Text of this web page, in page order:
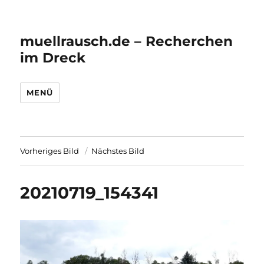
muellrausch.de – Recherchen
im Dreck
MENÜ
Vorheriges Bild Nächstes Bild
20210719_154341